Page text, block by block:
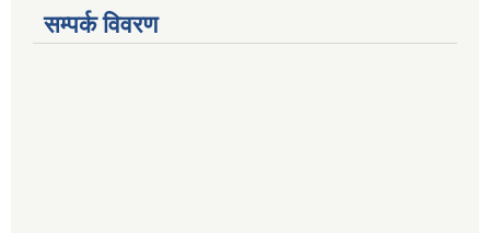
सम्पर्क विवरण